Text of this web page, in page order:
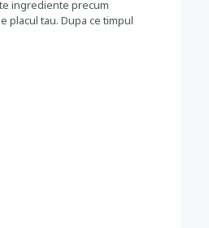
ingrediente precum
placul tau. Dupa ce timpul